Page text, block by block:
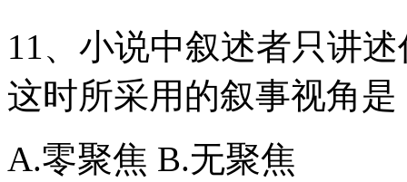
11、小说中叙述者只讲
这时所采用的叙事视角是
A.零聚焦 B.无聚焦